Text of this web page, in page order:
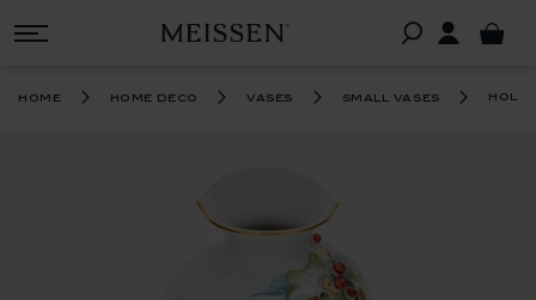
home home deco vases small vases holly